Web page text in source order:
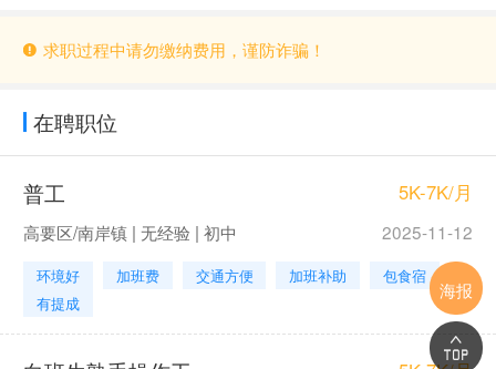
求职过程中请勿缴纳费用，谨防诈骗！
在聘职位
普工 5K-7K/月
高要区/南岸镇 | 无经验 | 初中 2025-11-12
环境好 加班费 交通方便 加班补助
包食宿
有提成
海报